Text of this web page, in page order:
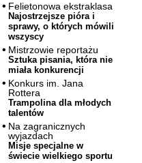
Felietonowa ekstraklasa
Najostrzejsze pióra i
sprawy, o których mówili
wszyscy
Mistrzowie reportażu
Sztuka pisania, która nie
miała konkurencji
Konkurs im. Jana
Rottera
Trampolina dla młodych
talentów
Na zagranicznych
wyjazdach
Misje specjalne w
świecie wielkiego sportu